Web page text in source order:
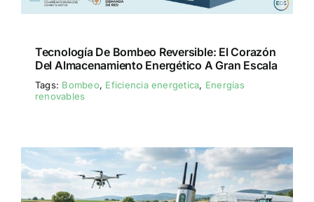
Tecnología De Bombeo Reversible: El Corazón
Del Almacenamiento Energético A Gran Escala
Tags: Bombeo, Eficiencia energetica, Energías
renovables